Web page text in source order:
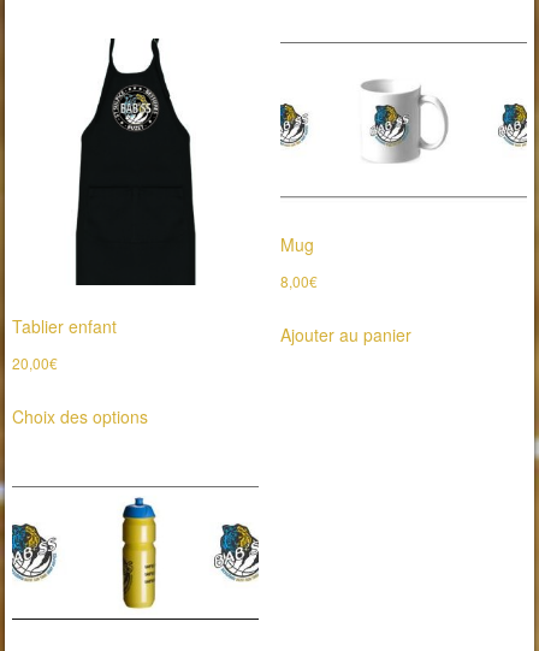
plusieurs
variations.
Les
options
peuvent
choisies
plusieurs
variations.
Les
options
être
Tablier enfant
20,00€
Choix des options
produit
plusieurs
variations.
Les
options
peuvent
Mug
8,00€
Ajouter au panier